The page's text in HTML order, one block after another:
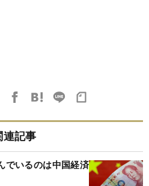
連記事
いるのは中国経済